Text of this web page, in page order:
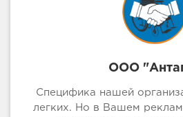
ООО
Специфика нашей
легких. Но в Вашем